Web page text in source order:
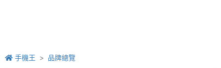
手機王 品牌總覽